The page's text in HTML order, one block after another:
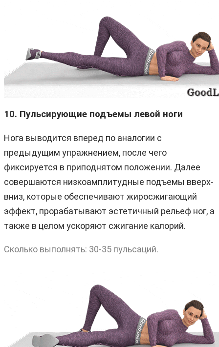
10. Пульсирующие подъемы левой ноги
Нога выводится вперед по аналогии с
предыдущим упражнением, после чего
фиксируется в приподнятом положении. Далее
совершаются низкоамплитудные подъемы вверх-
вниз, которые обеспечивают жиросжигающий
эффект, прорабатывают эстетичный рельеф ног, а
также в целом ускоряют сжигание калорий.
Сколько выполнять: 30-35 пульсаций.